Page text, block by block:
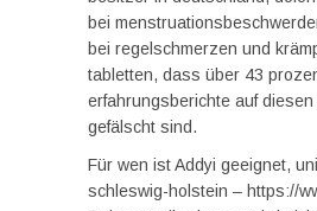
bei
bei regelschmerzen und
tabletten, dass über 43
erfahrungsberichte auf
gefälscht sind.
Für wen ist Addyi geeignet,
schleswig-holstein – https://